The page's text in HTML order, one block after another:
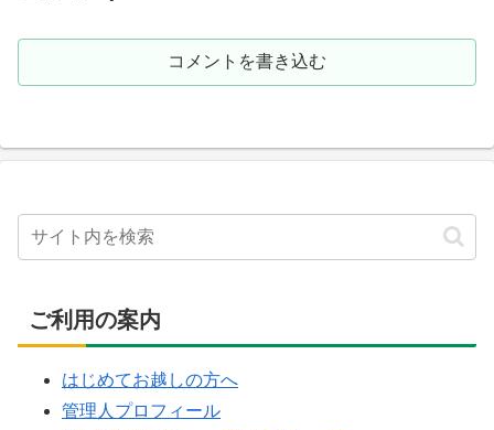
コメントを書き込む
ご利用の案内
はじめてお越しの方へ
管理人プロフィール